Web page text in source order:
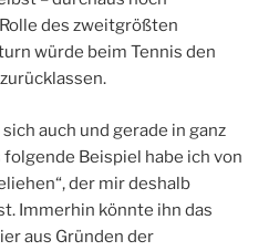
des zweitgrößten
würde beim Tennis den
auch und gerade in ganz
Beispiel habe ich von
der mir deshalb
Immerhin könnte ihn das
aus Gründen der